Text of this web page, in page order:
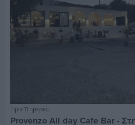
Πριν 11 ημέρες
Provenzo All day Cafe Bar -